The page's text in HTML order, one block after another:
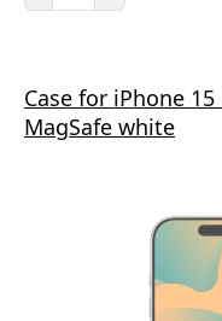
Case for iPhone
MagSafe white